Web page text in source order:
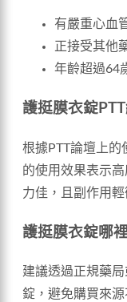
有嚴重心血
正接受其他
年齡超過64
護挺膜衣錠
根據PTT論壇上的
的使用效果表示
力佳，且副作用
護挺膜衣錠哪
建議透過正規藥
錠，避免購買來